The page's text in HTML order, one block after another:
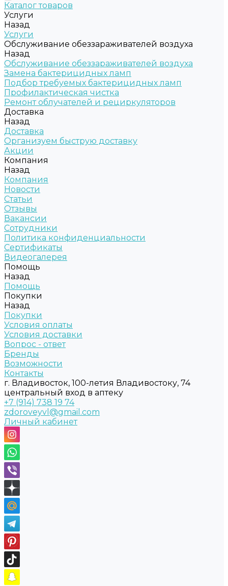
Каталог товаров
Услуги
Назад
Услуги
Обслуживание обеззараживателей воздуха
Назад
Обслуживание обеззараживателей воздуха
Замена бактерицидных ламп
Подбор требуемых бактерицидных ламп
Профилактическая чистка
Ремонт облучателей и рециркуляторов
Доставка
Назад
Доставка
Организуем быструю доставку
Акции
Компания
Назад
Компания
Новости
Статьи
Отзывы
Вакансии
Сотрудники
Политика конфиденциальности
Сертификаты
Видеогалерея
Помощь
Назад
Помощь
Покупки
Назад
Покупки
Условия оплаты
Условия доставки
Вопрос - ответ
Бренды
Возможности
Контакты
г. Владивосток, 100-летия Владивостоку, 74
центральный вход в аптеку
+7 (914) 738 19 74
zdoroveyvl@gmail.com
Личный кабинет